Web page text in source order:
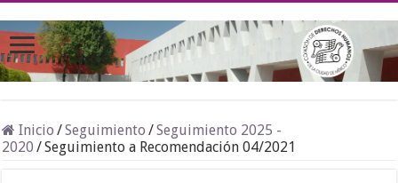
Inicio /Seguimiento /Seguimiento 2025 -
2020 /Seguimiento a Recomendación 04/2021